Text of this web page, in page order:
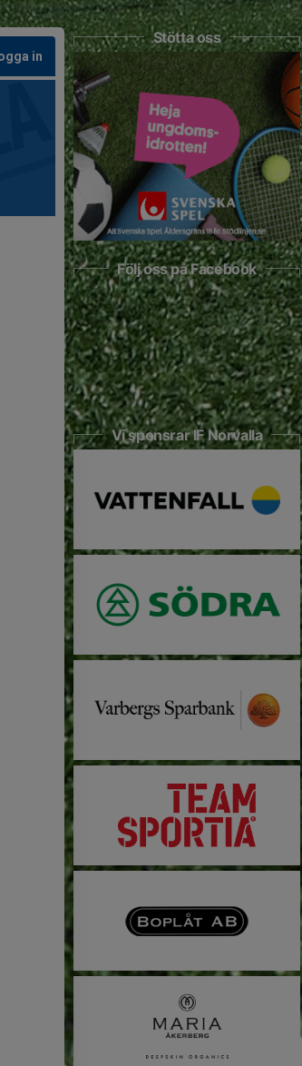
in
Stötta oss
Följ oss på Facebook
Vi sponsrar IF Norvalla